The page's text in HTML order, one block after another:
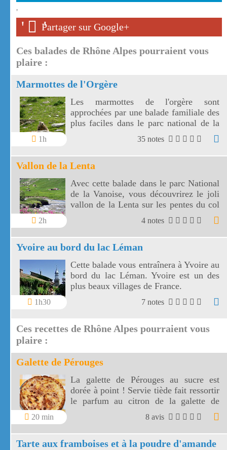
'
' '
Partager sur Google+
Ces balades de Rhône Alpes pourraient vous
plaire :
Marmottes de l'Orgère
1h
Les marmottes de l'orgère sont
approchées par une balade familiale des
plus faciles dans le parc national de la
Vanoise. Les marmottes de l'Orgère sont
visibles au fond d'un vallon juste en
dessous des 2000 m d'altitude.
35 notes
Vallon de la Lenta
2h
Avec cette balade dans le parc National
de la Vanoise, vous découvrirez le joli
vallon de la Lenta sur les pentes du col
de l'Iseran. Le vallon de la Lenta fait
face au glacier des Evettes et à la vallée
de l'Arc. Le col de l'Iseran est le plus
haut de France.
4 notes
Yvoire au bord du lac Léman
1h30
Cette balade vous entraînera à Yvoire au
bord du lac Léman. Yvoire est un des
plus beaux villages de France.
7 notes
Ces recettes de Rhône Alpes pourraient vous
plaire :
Galette de Pérouges
20 min
La galette de Pérouges au sucre est
dorée à point ! Servie tiède fait ressortir
le parfum au citron de la galette de
8 avis
Tarte aux framboises et à la poudre d'amande